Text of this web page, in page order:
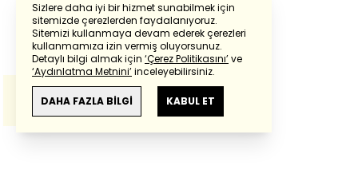
Sizlere daha iyi bir hizmet sunabilmek için
sitemizde çerezlerden faydalanıyoruz.
Sitemizi kullanmaya devam ederek çerezleri
kullanmamıza izin vermiş oluyorsunuz.
Detaylı bilgi almak için ‘Çerez Politikasını’ve
‘Aydınlatma Metnini’inceleyebilirsiniz.
DAHA FAZLA BİLGİ KABUL ET
Powered by Translate
Bu çevirideGoogle Transletekullanılmıştır.
Anlam ve çeviri hatalarından
haberturk.com
sorumlu değildir.